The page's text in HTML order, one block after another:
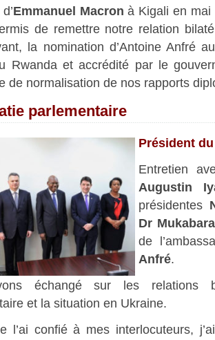
Emmanuel Macron à Kigali en mai
de remettre notre relation
la nomination d’Antoine Anfré
Rwanda et accrédité par le
de normalisation de nos rapports
parlementaire
Président
Entretien
Augustin
présidentes
Dr
de
Anfré.
échangé sur les relations
et la situation en Ukraine.
l’ai confié à mes interlocuteurs,